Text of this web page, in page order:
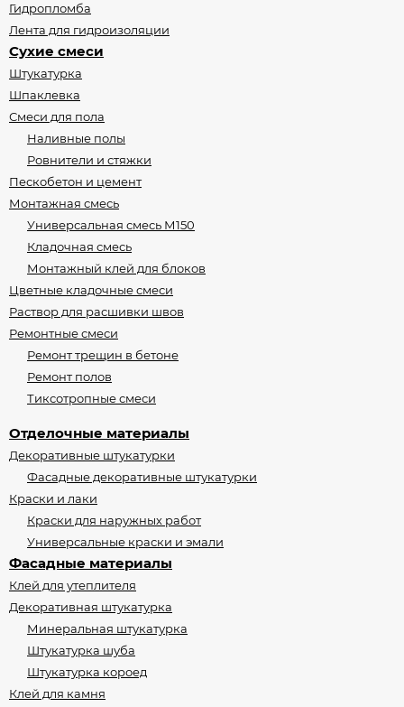
Гидропломба
Лента для гидроизоляции
Сухие смеси
Штукатурка
Шпаклевка
Смеси для пола
Наливные полы
Ровнители и стяжки
Пескобетон и цемент
Монтажная смесь
Универсальная смесь М150
Кладочная смесь
Монтажный клей для блоков
Цветные кладочные смеси
Раствор для расшивки швов
Ремонтные смеси
Ремонт трещин в бетоне
Ремонт полов
Тиксотропные смеси
Отделочные материалы
Декоративные штукатурки
Фасадные декоративные штукатурки
Краски и лаки
Краски для наружных работ
Универсальные краски и эмали
Фасадные материалы
Клей для утеплителя
Декоративная штукатурка
Минеральная штукатурка
Штукатурка шуба
Штукатурка короед
Клей для камня